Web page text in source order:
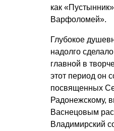
как
Варфоломей».
Глубокое
надолго
главной в
этот период он
посвященных
Радонежскому,
Васнецовым
Владимирский